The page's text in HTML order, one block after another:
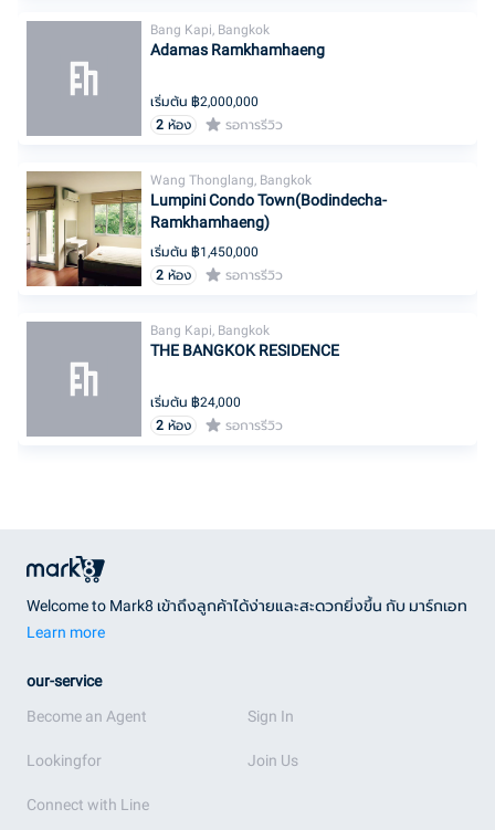
Bang Kapi, Bangkok
Adamas Ramkhamhaeng
เริ่มต้น ฿2,000,000
2 ห้อง รอการรีวิว
Wang Thonglang, Bangkok
Lumpini Condo Town(Bodindecha-
Ramkhamhaeng)
เริ่มต้น ฿1,450,000
2 ห้อง รอการรีวิว
Bang Kapi, Bangkok
THE BANGKOK RESIDENCE
เริ่มต้น ฿24,000
2 ห้อง รอการรีวิว
Welcome to Mark8 เข้าถึงลูกค้าได้ง่ายและสะดวกยิ่งขึ้น กับ มาร์กเอท
Learn more
our-service
Become an Agent
Lookingfor
Connect with Line
Sign In
Join Us